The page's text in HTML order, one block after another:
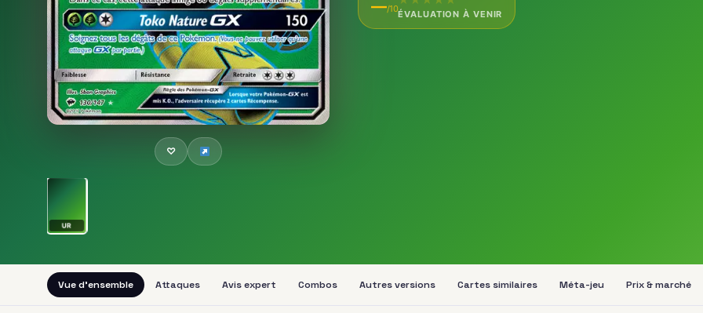
♡
UR
—/10
ÉVALUATION À VENIR
Vue d'ensemble Attaques Avis expert Combos Autres versions Cartes similaires Méta-jeu Prix & marché